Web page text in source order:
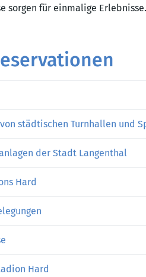
sorgen für einmalige Erlebnisse.
städtischen Turnhallen und
der Stadt Langenthal
Hard
Hard